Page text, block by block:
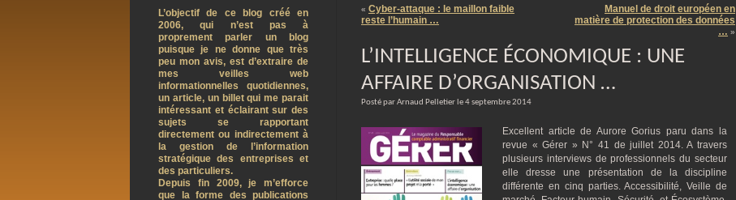
« Cyber-attaque : le maillon faible
reste l’humain …
Manuel de droit européen en
matière de protection des données
… »
L’INTELLIGENCE ÉCONOMIQUE : UNE
AFFAIRE D’ORGANISATION …
Posté par Arnaud Pelletier le 4 septembre 2014
Excellent article de Aurore Gorius paru dans la
revue « Gérer » N° 41 de juillet 2014. A travers
plusieurs interviews de professionnels du secteur
elle dresse une présentation de la discipline
différente en cinq parties. Accessibilité, Veille de
L’objectif de ce blog créé en
2006, qui n’est pas à
proprement parler un blog
puisque je ne donne que très
peu mon avis, est d’extraire de
mes veilles web
informationnelles quotidiennes,
un article, un billet qui me parait
intéressant et éclairant sur des
sujets se rapportant
directement ou indirectement à
la gestion de l’information
stratégique des entreprises et
des particuliers.
Depuis fin 2009, je m’efforce
que la forme des publications